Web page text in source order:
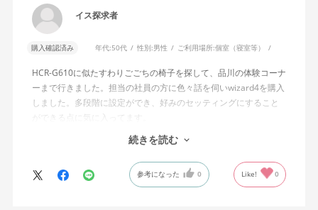
角度でもバランスをとりやすい反力特性に自動調整する機能」と
説明されています。しかし、この機能と、最弱設定でも背もたれ
説明を読んでも理解できませんでした。
問い合わせに対しては、「オートフィットシンクロロッキングの
反力特性を自動調整する機能が働いているため」「Wizard2とは機
構が異なるため、同じ挙動にはならない」との回答をいただきま
強度調整との関係や、最弱設定であっても大きな反力が残る理由
製品自体に不具合があるとは考えていませんが、少なくとも私の
イス探求者
購入確認済み 年代:50代 性別:男性 ご利用場所:個室（寝室等）
HCR-G610に似たすわりごごちの椅子を探して、品川の体験コーナ
ーまで行きました。担当の社員の方に色々話を伺いwizard4を購入
しました。多段階に設定ができ、好みのセッティングにすること
ができる点に気に入ってます。
しいて言えば、座面がもう少し硬めが好みに近かったなと思いま
す。座面の硬さまで調節出来る機能が有れば完璧だと思います。
続きを読む
参考になった 0 Like! 0